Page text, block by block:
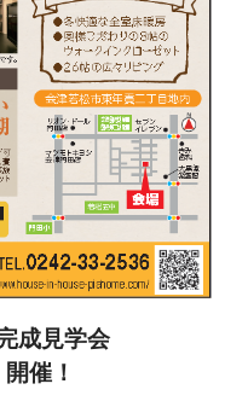
成見学会
開催！